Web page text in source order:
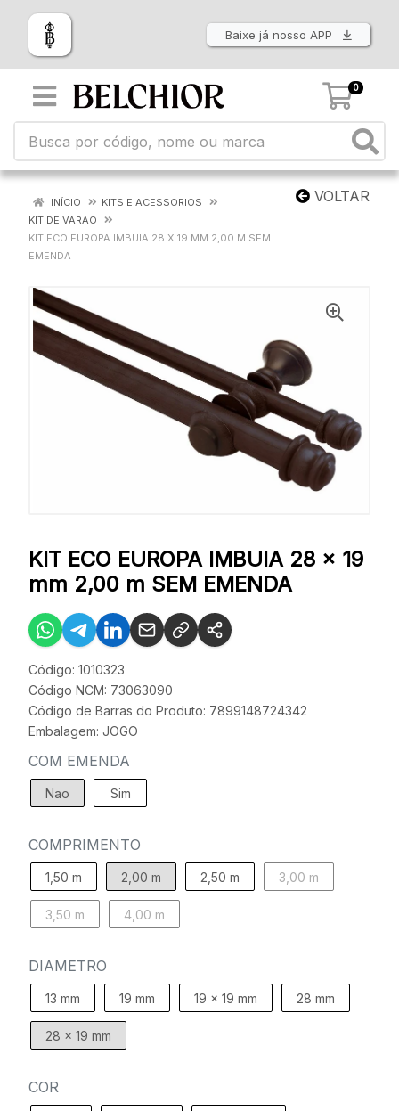
Baixe já nosso APP
0
VOLTAR
INÍCIO
KITS E ACESSORIOS
KIT DE VARAO
KIT ECO EUROPA IMBUIA 28 X 19 MM 2,00 M SEM
EMENDA
KIT ECO EUROPA IMBUIA 28 x 19
mm 2,00 m SEM EMENDA
Código: 1010323
Código NCM: 73063090
Código de Barras do Produto: 7899148724342
Embalagem: JOGO
COM EMENDA
Nao Sim
COMPRIMENTO
1,50 m 2,00 m 2,50 m 3,00 m
3,50 m 4,00 m
DIAMETRO
13 mm 19 mm 19 x 19 mm 28 mm
28 x 19 mm
COR